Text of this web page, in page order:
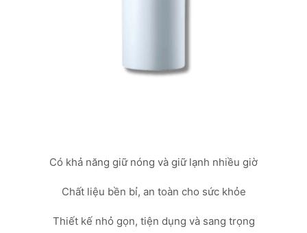
Có khả năng giữ nóng và giữ lạnh nhiều giờ
Chất liệu bền bỉ, an toàn cho sức khỏe
Thiết kế nhỏ gọn, tiện dụng và sang trọng